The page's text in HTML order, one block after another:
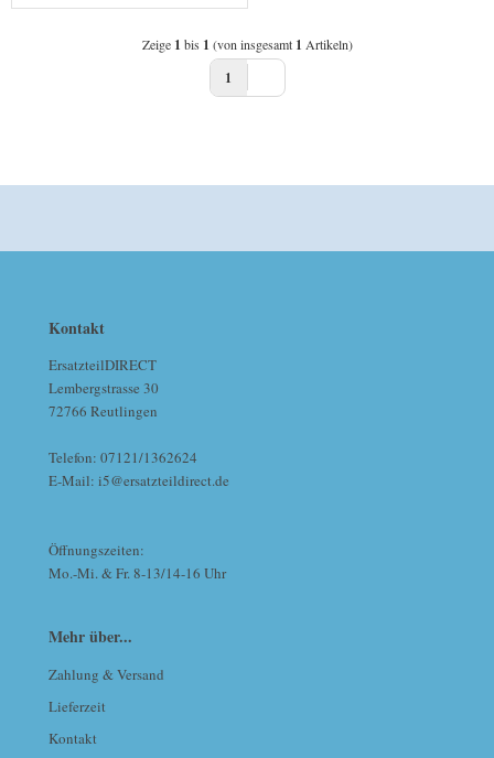
Zeige 1 bis 1 (von insgesamt 1 Artikeln)
1
Kontakt
ErsatzteilDIRECT
Lembergstrasse 30
72766 Reutlingen
Telefon: 07121/1362624
E-Mail: i5@ersatzteildirect.de
Öffnungszeiten:
Mo.-Mi. & Fr. 8-13/14-16 Uhr
Mehr über...
Zahlung & Versand
Lieferzeit
Kontakt